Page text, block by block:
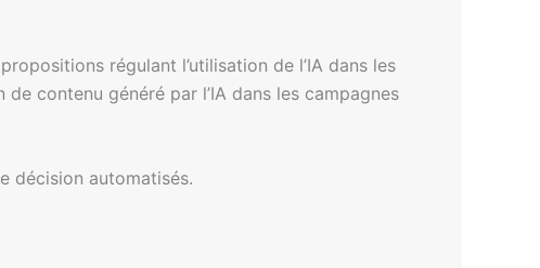
régulant l’utilisation de l’IA dans les
contenu généré par l’IA dans les campagnes
décision automatisés.